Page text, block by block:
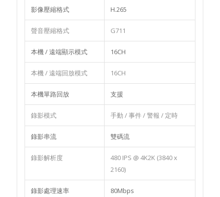
影像壓縮格式 H.265
聲音壓縮格式 G711
本機 / 遠端顯示模式 16CH
本機 / 遠端回放模式 16CH
本機單路回放 支援
錄影模式 手動 / 事件 / 警報 / 定時
錄影串流 雙碼流
錄影解析度
480 IPS @ 4K2K (3840 x
2160)
錄影處理速率 80Mbps